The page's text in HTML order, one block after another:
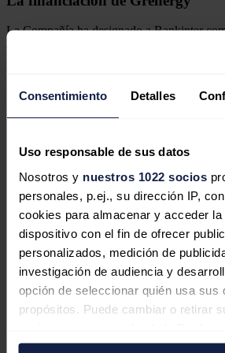
Consentimiento Detalles
Uso responsable de sus datos
Nosotros y nuestros 1022 socios
personales, p.ej., su dirección IP,
cookies para almacenar y acceder
dispositivo con el fin de ofrecer
personalizados, medición de
investigación de audiencia y
opción de seleccionar quién usa sus
propósitos. Puede cambiar o retirar
en el Menú de consentimiento.
La Compañía ha designado a Bankinter
agente de pagos; a Bestinver, Banco
Banco Finantia como entidades entidades
Perú
solar a largo plazo (PPA) para
Generación Perú energía verde.
El marco de financiación verde de la
'second Party Opinion' (SPO) de la agencia
Sustainalytics.
El informe considera el impacto positivo
uso de los fondos y evalúa la credibilidad
verde de Grenergy, así como su alineación
Noticias relacionadas